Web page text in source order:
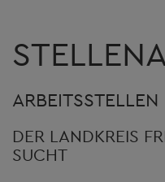
ARBEITSSTELLEN
DER LANDKREIS
SUCHT